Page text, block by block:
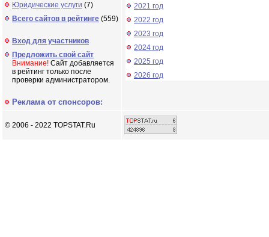
Юридические услуги (7)
Всего сайтов в рейтинге (559)
Вход для участников
Предложить свой сайт
Внимание! Сайт добавляется
в рейтинг только после
проверки администратором.
Реклама от спонсоров:
2021 год
2022 год
2023 год
2024 год
2025 год
2026 год
© 2006 - 2022 TOPSTAT.Ru